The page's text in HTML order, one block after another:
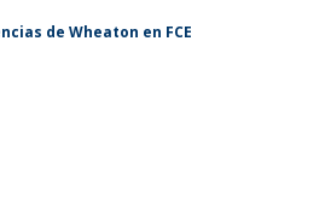
de Wheaton en FCE